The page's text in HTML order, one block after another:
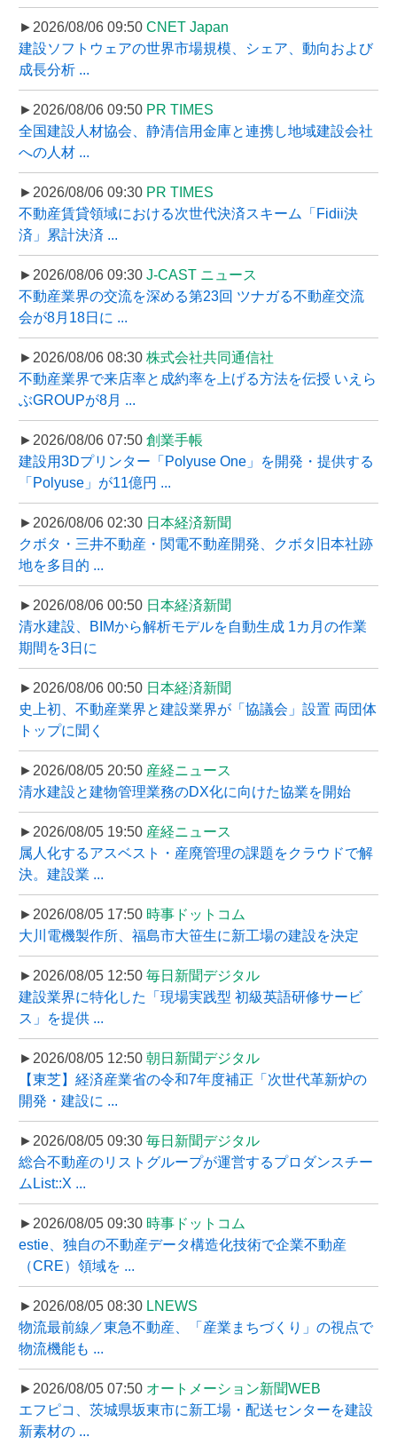
►2026/08/06 09:50 CNET Japan
建設ソフトウェアの世界市場規模、シェア、動向および
成長分析 ...
►2026/08/06 09:50 PR TIMES
全国建設人材協会、静清信用金庫と連携し地域建設会社
への人材 ...
►2026/08/06 09:30 PR TIMES
不動産賃貸領域における次世代決済スキーム「Fidii決
済」累計決済 ...
►2026/08/06 09:30 J-CAST ニュース
不動産業界の交流を深める第23回 ツナガる不動産交流
会が8月18日に ...
►2026/08/06 08:30 株式会社共同通信社
不動産業界で来店率と成約率を上げる方法を伝授 いえら
ぶGROUPが8月 ...
►2026/08/06 07:50 創業手帳
建設用3Dプリンター「Polyuse One」を開発・提供する
「Polyuse」が11億円 ...
►2026/08/06 02:30 日本経済新聞
クボタ・三井不動産・関電不動産開発、クボタ旧本社跡
地を多目的 ...
►2026/08/06 00:50 日本経済新聞
清水建設、BIMから解析モデルを自動生成 1カ月の作業
期間を3日に
►2026/08/06 00:50 日本経済新聞
史上初、不動産業界と建設業界が「協議会」設置 両団体
トップに聞く
►2026/08/05 20:50 産経ニュース
清水建設と建物管理業務のDX化に向けた協業を開始
►2026/08/05 19:50 産経ニュース
属人化するアスベスト・産廃管理の課題をクラウドで解
決。建設業 ...
►2026/08/05 17:50 時事ドットコム
大川電機製作所、福島市大笹生に新工場の建設を決定
►2026/08/05 12:50 毎日新聞デジタル
建設業界に特化した「現場実践型 初級英語研修サービ
ス」を提供 ...
►2026/08/05 12:50 朝日新聞デジタル
【東芝】経済産業省の令和7年度補正「次世代革新炉の
開発・建設に ...
►2026/08/05 09:30 毎日新聞デジタル
総合不動産のリストグループが運営するプロダンスチー
ムList::X ...
►2026/08/05 09:30 時事ドットコム
estie、独自の不動産データ構造化技術で企業不動産
（CRE）領域を ...
►2026/08/05 08:30 LNEWS
物流最前線／東急不動産、「産業まちづくり」の視点で
物流機能も ...
►2026/08/05 07:50 オートメーション新聞WEB
エフピコ、茨城県坂東市に新工場・配送センターを建設
新素材の ...